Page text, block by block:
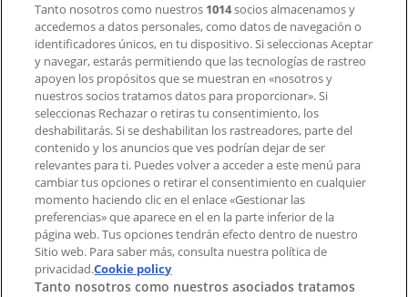
Contacto comercial y de marketing
Tienda mal colocada en el mapa
Notificar un folleto
¿Encontraste un problema en la web o en la
aplicación?
Índices
Marcas
Marcas locales
Negocios
Negocios cercanos
Tanto nosotros como nuestros 1014socios almacenamos y
accedemos a datos personales, como datos de navegación o
identificadores únicos, en tu dispositivo. Si seleccionas Aceptar
y navegar, estarás permitiendo que las tecnologías de rastreo
apoyen los propósitos que se muestran en «nosotros y
nuestros socios tratamos datos para proporcionar». Si
seleccionas Rechazar o retiras tu consentimiento, los
deshabilitarás. Si se deshabilitan los rastreadores, parte del
contenido y los anuncios que ves podrían dejar de ser
relevantes para ti. Puedes volver a acceder a este menú para
cambiar tus opciones o retirar el consentimiento en cualquier
momento haciendo clic en el enlace «Gestionar las
preferencias» que aparece en el en la parte inferior de la
página web. Tus opciones tendrán efecto dentro de nuestro
Sitio web. Para saber más, consulta nuestra política de
privacidad.Cookie policy
Tanto nosotros como nuestros asociados tratamos